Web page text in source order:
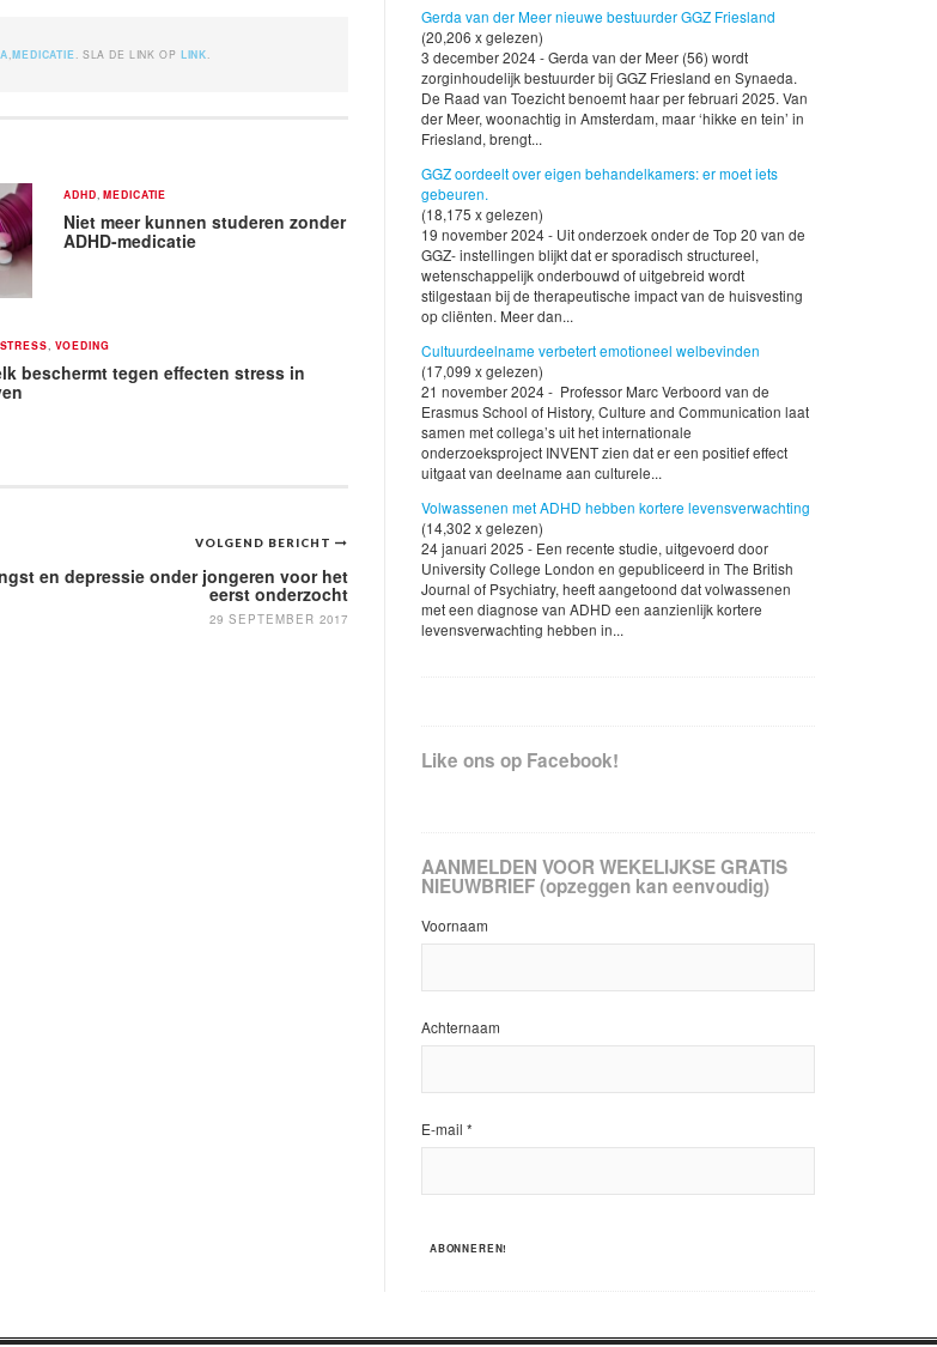
,MEDICATIE . SLA DE LINK OP LINK
ADHD ,MEDICATIE
Niet meer kunnen studeren zonder
ADHD-medicatie
STRESS VOEDING
beschermt tegen effecten stress in
VOLGEND BERICHT
en depressie onder jongeren voor het
eerst onderzocht
29 SEPTEMBER 2017
Gerda van der Meer nieuwe bestuurder GGZ Friesland
(20,206 x gelezen)
3 december 2024 - Gerda van der Meer (56) wordt
zorginhoudelijk bestuurder bij GGZ Friesland en Synaeda.
De Raad van Toezicht benoemt haar per februari 2025. Van
der Meer, woonachtig in Amsterdam, maar ‘hikke en tein’ in
Friesland, brengt...
GGZ oordeelt over eigen behandelkamers: er moet iets
gebeuren.
(18,175 x gelezen)
19 november 2024 - Uit onderzoek onder de Top 20 van de
GGZ- instellingen blijkt dat er sporadisch structureel,
wetenschappelijk onderbouwd of uitgebreid wordt
stilgestaan bij de therapeutische impact van de huisvesting
op cliënten. Meer dan...
Cultuurdeelname verbetert emotioneel welbevinden
(17,099 x gelezen)
21 november 2024 - Professor Marc Verboord van de
Erasmus School of History, Culture and Communication laat
samen met collega’s uit het internationale
onderzoeksproject INVENT zien dat er een positief effect
uitgaat van deelname aan culturele...
Volwassenen met ADHD hebben kortere levensverwachting
(14,302 x gelezen)
24 januari 2025 - Een recente studie, uitgevoerd door
University College London en gepubliceerd in The British
Journal of Psychiatry, heeft aangetoond dat volwassenen
met een diagnose van ADHD een aanzienlijk kortere
levensverwachting hebben in...
Like ons op Facebook!
AANMELDEN VOOR WEKELIJKSE GRATIS
NIEUWBRIEF (opzeggen kan eenvoudig)
Voornaam
Achternaam
E-mail *